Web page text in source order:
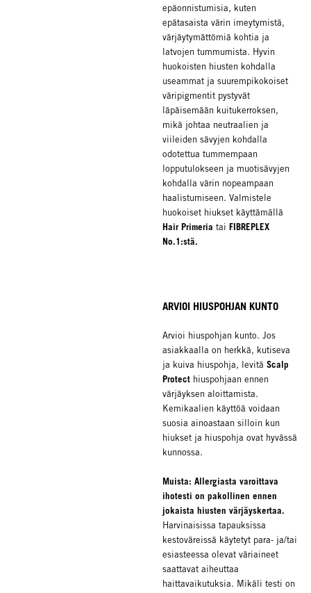
epäonnistumisia, kuten
epätasaista värin imeytymistä,
värjäytymättömiä kohtia ja
latvojen tummumista. Hyvin
huokoisten hiusten kohdalla
useammat ja suurempikokoiset
väripigmentit pystyvät
läpäisemään kuitukerroksen,
mikä johtaa neutraalien ja
viileiden sävyjen kohdalla
odotettua tummempaan
lopputulokseen ja muotisävyjen
kohdalla värin nopeampaan
haalistumiseen. Valmistele
huokoiset hiukset käyttämällä
Hair Primeria tai FIBREPLEX
No.1:stä.
ARVIOI HIUSPOHJAN KUNTO
Arvioi hiuspohjan kunto. Jos
asiakkaalla on herkkä, kutiseva
ja kuiva hiuspohja, levitä Scalp
Protect hiuspohjaan ennen
värjäyksen aloittamista.
Kemikaalien käyttöä voidaan
suosia ainoastaan silloin kun
hiukset ja hiuspohja ovat hyvässä
kunnossa.
Muista: Allergiasta varoittava
ihotesti on pakollinen ennen
jokaista hiusten värjäyskertaa.
Harvinaisissa tapauksissa
kestoväreissä käytetyt para- ja/tai
esiasteessa olevat väriaineet
saattavat aiheuttaa
haittavaikutuksia. Mikäli testi on